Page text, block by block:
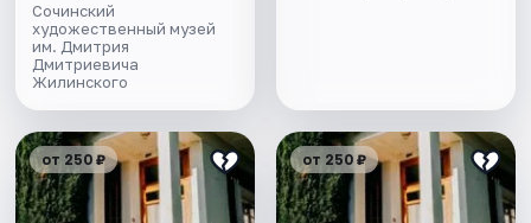
Сочинский
художественный музей
им. Дмитрия
Дмитриевича
Жилинского
от 250 ₽ от 250 ₽